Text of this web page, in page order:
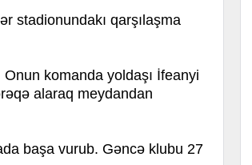
stadionundakı qarşılaşma
komanda yoldaşı İfeanyi
alaraq meydandan
başa vurub. Gəncə klubu 27